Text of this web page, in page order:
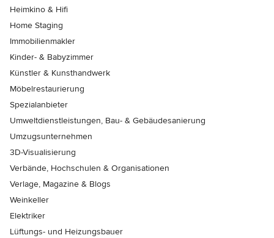
Heimkino & Hifi
Home Staging
Immobilienmakler
Kinder- & Babyzimmer
Künstler & Kunsthandwerk
Möbelrestaurierung
Spezialanbieter
Umweltdienstleistungen, Bau- & Gebäudesanierung
Umzugsunternehmen
3D-Visualisierung
Verbände, Hochschulen & Organisationen
Verlage, Magazine & Blogs
Weinkeller
Elektriker
Lüftungs- und Heizungsbauer